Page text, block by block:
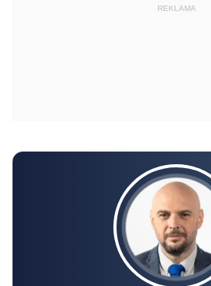
REKLAMA